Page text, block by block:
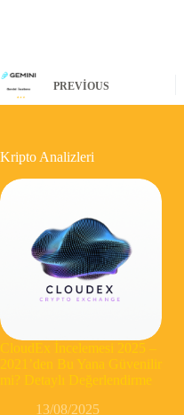
PREVIOUS
Kripto Analizleri
CloudEx İncelemesi 2025 –
2021’den Bu Yana Güvenilir
mi? Detaylı Değerlendirme
13/08/2025